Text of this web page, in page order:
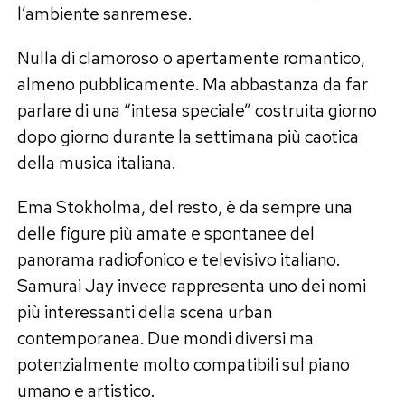
l’ambiente sanremese.
Nulla di clamoroso o apertamente romantico,
almeno pubblicamente. Ma abbastanza da far
parlare di una “intesa speciale” costruita giorno
dopo giorno durante la settimana più caotica
della musica italiana.
Ema Stokholma, del resto, è da sempre una
delle figure più amate e spontanee del
panorama radiofonico e televisivo italiano.
Samurai Jay invece rappresenta uno dei nomi
più interessanti della scena urban
contemporanea. Due mondi diversi ma
potenzialmente molto compatibili sul piano
umano e artistico.